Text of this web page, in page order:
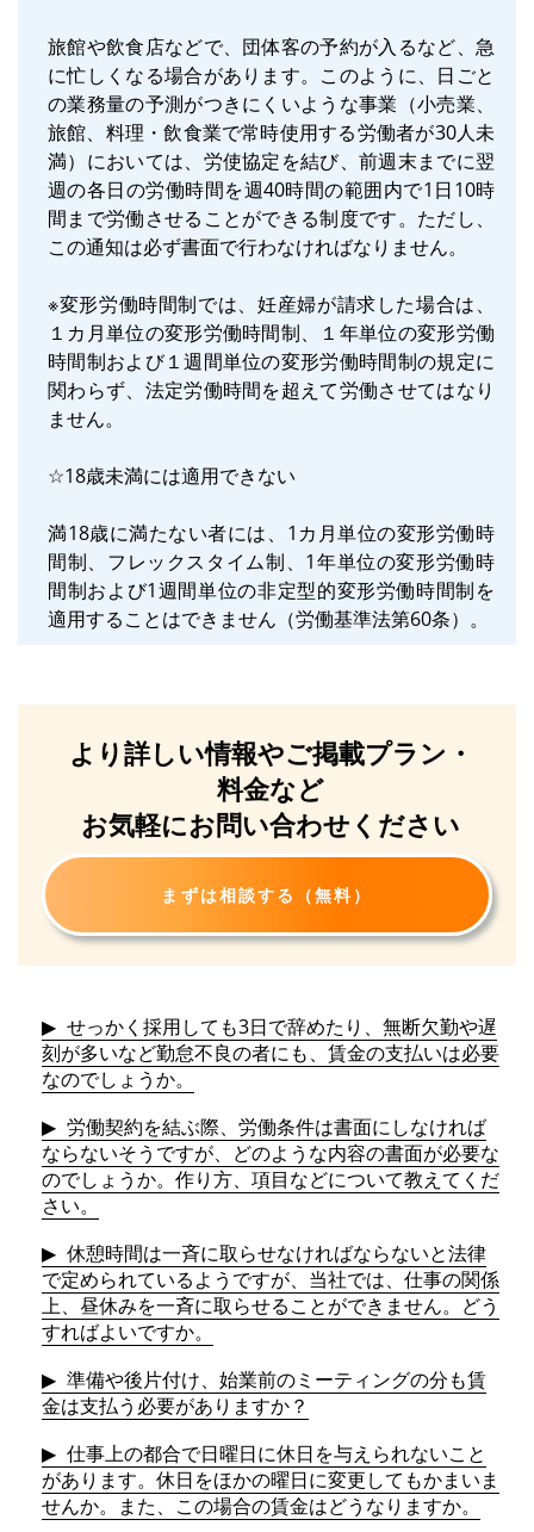
旅館や飲食店などで、団体客の予約が入るなど、急
に忙しくなる場合があります。このように、日ごと
の業務量の予測がつきにくいような事業（小売業、
旅館、料理・飲食業で常時使用する労働者が30人未
満）においては、労使協定を結び、前週末までに翌
週の各日の労働時間を週40時間の範囲内で1日10時
間まで労働させることができる制度です。ただし、
この通知は必ず書面で行わなければなりません。
※変形労働時間制では、妊産婦が請求した場合は、
１カ月単位の変形労働時間制、１年単位の変形労働
時間制および１週間単位の変形労働時間制の規定に
関わらず、法定労働時間を超えて労働させてはなり
ません。
☆18歳未満には適用できない
満18歳に満たない者には、1カ月単位の変形労働時
間制、フレックスタイム制、1年単位の変形労働時
間制および1週間単位の非定型的変形労働時間制を
適用することはできません（労働基準法第60条）。
より詳しい情報やご掲載プラン・
料金など
お気軽にお問い合わせください
まずは相談する（無料）
せっかく採用しても3日で辞めたり、無断欠勤や遅
刻が多いなど勤怠不良の者にも、賃金の支払いは必要
なのでしょうか。
労働契約を結ぶ際、労働条件は書面にしなければ
ならないそうですが、どのような内容の書面が必要な
のでしょうか。作り方、項目などについて教えてくだ
さい。
休憩時間は一斉に取らせなければならないと法律
で定められているようですが、当社では、仕事の関係
上、昼休みを一斉に取らせることができません。どう
すればよいですか。
準備や後片付け、始業前のミーティングの分も賃
金は支払う必要がありますか？
仕事上の都合で日曜日に休日を与えられないこと
があります。休日をほかの曜日に変更してもかまいま
せんか。また、この場合の賃金はどうなりますか。